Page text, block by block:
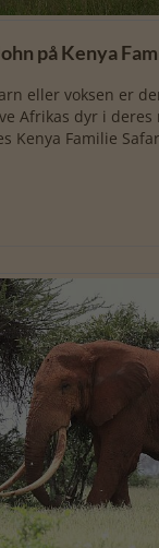
på Kenya
eller voksen er
Afrikas dyr i deres
Kenya Familie